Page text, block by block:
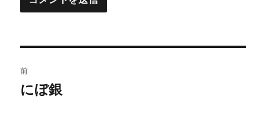
稿
前
前
にぼ銀